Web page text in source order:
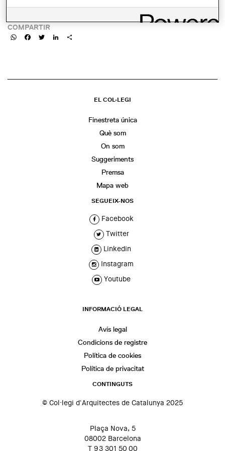
exploran-las-posibilidades-del-papel-paper-geographies
COMPARTIR
WhatsAppFacebookTwitterLinkedIn
EL COL·LEGI
Finestreta única
Què som
On som
Suggeriments
Premsa
Mapa web
SEGUEIX-NOS
Facebook
Twitter
Linkedin
Instagram
Youtube
INFORMACIÓ LEGAL
Avís legal
Condicions de registre
Política de cookies
Política de privacitat
CONTINGUTS
© Col·legi d'Arquitectes de Catalunya 2025
Plaça Nova, 5
08002 Barcelona
T 93 301 50 00